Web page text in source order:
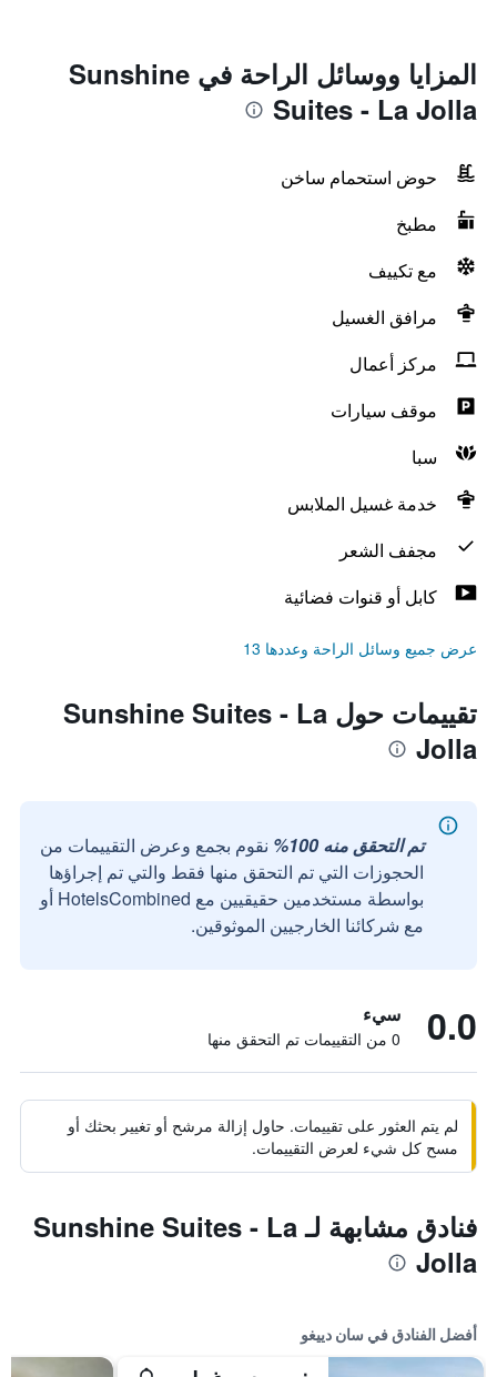
المزايا ووسائل الراحة في Sunshine
Suites - La Jolla
حوض استحمام ساخن
مطبخ
مع تكييف
مرافق الغسيل
مركز أعمال
موقف سيارات
سبا
خدمة غسيل الملابس
مجفف الشعر
كابل أو قنوات فضائية
عرض جميع وسائل الراحة وعددها 13
تقييمات حول Sunshine Suites - La
Jolla
تم التحقق منه 100%
نقوم بجمع وعرض التقييمات من
الحجوزات التي تم التحقق منها فقط والتي تم إجراؤها
بواسطة مستخدمين حقيقيين مع HotelsCombined أو
مع شركائنا الخارجيين الموثوقين.
0.0 سيء
0 من التقييمات تم التحقق منها
لم يتم العثور على تقييمات. حاول إزالة مرشح أو تغيير بحثك أو
مسح كل شيء لعرض التقييمات.
فنادق مشابهة لـ Sunshine Suites - La
Jolla
أفضل الفنادق في سان دييغو